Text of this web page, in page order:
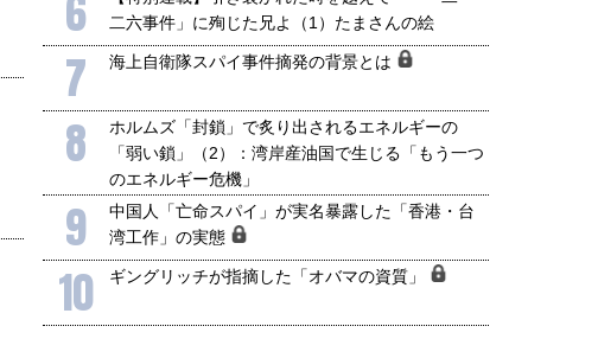
二六事件」に殉じた兄よ（1）たまさんの絵
7 海上自衛隊スパイ事件摘発の背景とは
8
ホルムズ「封鎖」で炙り出されるエネルギーの
「弱い鎖」（2）：湾岸産油国で生じる「もう一つ
のエネルギー危機」
9
中国人「亡命スパイ」が実名暴露した「香港・台
湾工作」の実態
10 ギングリッチが指摘した「オバマの資質」